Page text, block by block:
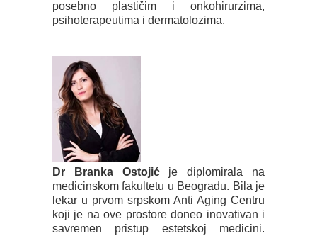
posebno plastičim i onkohirurzima,
psihoterapeutima i dermatolozima.
Dr Branka Ostojićje diplomirala na
medicinskom fakultetu u Beogradu. Bila je
lekar u prvom srpskom Anti Aging Centru
koji je na ove prostore doneo inovativan i
savremen pristup estetskoj medicini.